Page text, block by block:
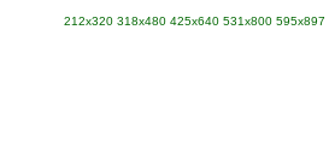
212x320 318x480 425x640 531x800 595x897